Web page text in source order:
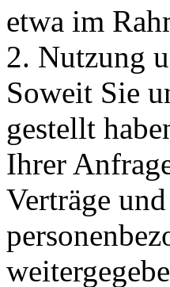
etwa im
2. Nutzung
Soweit Sie
gestellt
Ihrer
Verträge